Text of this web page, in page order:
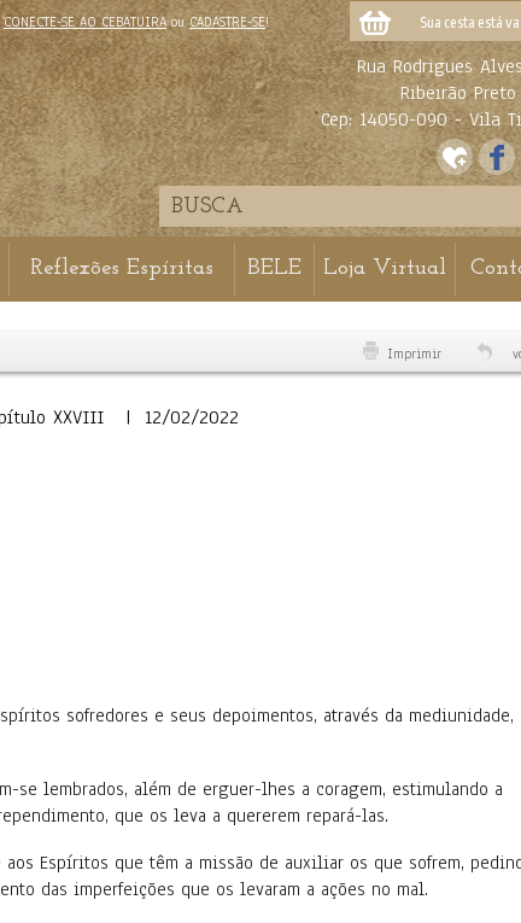
CONECTE-SE AO CEBATUIRAouCADASTRE-SE! Sua cesta está
Rua Rodrigues
Ribeirão Preto
Cep: 14050-090 - Vila
Reflexões Espíritas BELE Loja Virtual
Imprimir
XXVIII | 12/02/2022
sofredores e seus depoimentos, através da mediunidade,
se lembrados, além de erguer-lhes a coragem, estimulando a
que os leva a quererem repará-las.
Espíritos que têm a missão de auxiliar os que sofrem,
das imperfeições que os levaram a ações no mal.